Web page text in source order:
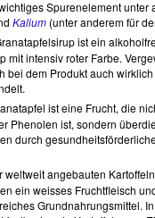
der Auswahl als auch bei der
Serayi Degerli ist beim
Serayi Degerliist
deutschen Mutter. Mit ihrem
ihre zwei grossen
den Tierschutz.
mit einem
Spurenelement unter
Kalium (unter anderem für
ist ein
mit intensiv roter Farbe.
bei dem Produkt auch
ist eine Frucht, die
Phenolen ist, sondern
durch
weltweit angebauten
ein weisses Fruchtfleisch
Grundnahrungsmittel.